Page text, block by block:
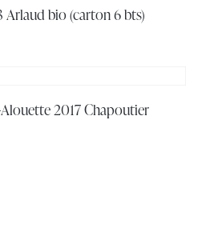
Arlaud bio (carton 6 bts)
2017 Chapoutier